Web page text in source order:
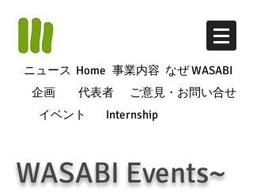
ニュース Home 事業内容 なぜ WASABI
企画
代表者
ご意見・お問い合せ
イベント
Internship
WASABI Events~